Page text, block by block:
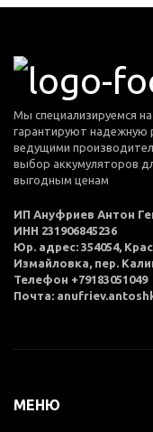
Мы специализируемся
гарантируют надежную
ведущими
выбор аккумуляторов
выгодным ценам
ИП Ануфриев Антон
ИНН 231906845236
Юр. адрес: 354054,
Измайловка, пер.
Телефон +79183051049
Почта:
МЕНЮ